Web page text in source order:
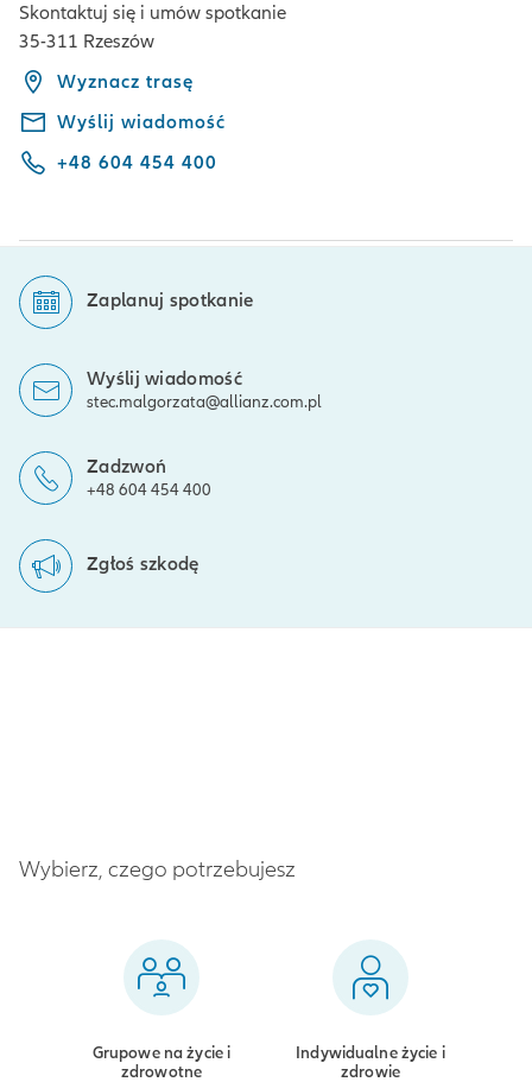
Skontaktuj się i umów spotkanie
35-311 Rzeszów
Wyznacz trasę
Wyślij wiadomość
+48 604 454 400
Zaplanuj spotkanie
Wyślij wiadomość
stec.malgorzata@allianz.com.pl
Zadzwoń
+48 604 454 400
Zgłoś szkodę
Wybierz, czego potrzebujesz
Grupowe na życie i
zdrowotne
Indywidualne życie i
zdrowie